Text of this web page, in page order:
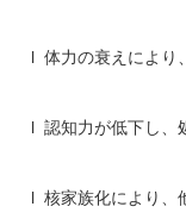
l 体力の衰えにより
l 認知力が低下し、
l 核家族化により、